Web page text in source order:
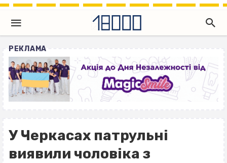
РЕКЛАМА
У Черкасах патрульні
виявили чоловіка з